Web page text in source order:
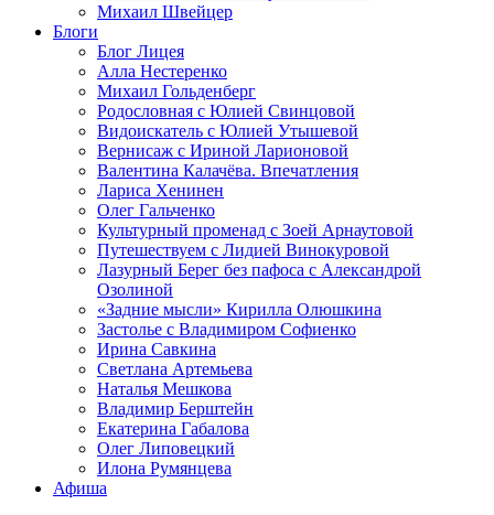
Михаил Швейцер
Блоги
Блог Лицея
Алла Нестеренко
Михаил Гольденберг
Родословная с Юлией Свинцовой
Видоискатель с Юлией Утышевой
Вернисаж с Ириной Ларионовой
Валентина Калачёва. Впечатления
Лариса Хенинен
Олег Гальченко
Культурный променад с Зоей Арнаутовой
Путешествуем с Лидией Винокуровой
Лазурный Берег без пафоса с Александрой
Озолиной
«Задние мысли» Кирилла Олюшкина
Застолье с Владимиром Софиенко
Ирина Савкина
Светлана Артемьева
Наталья Мешкова
Владимир Берштейн
Екатерина Габалова
Олег Липовецкий
Илона Румянцева
Афиша